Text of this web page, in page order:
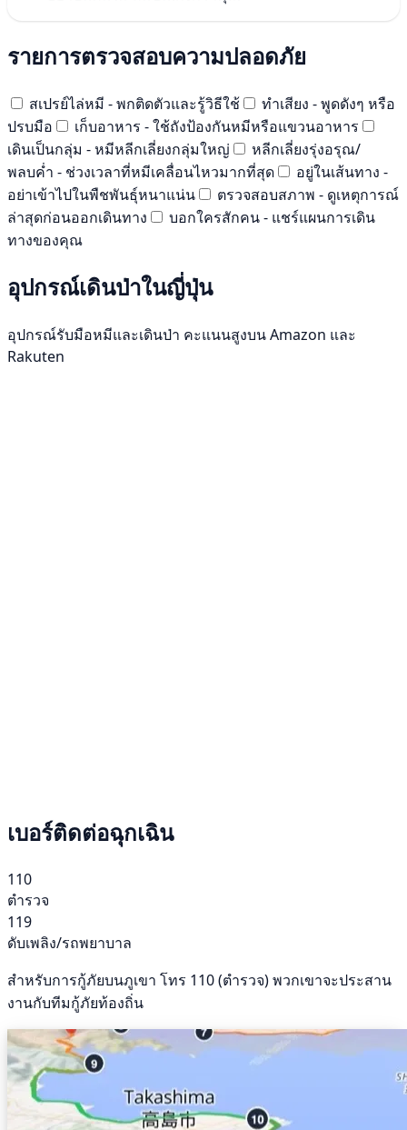
รายการตรวจสอบความปลอดภัย
สเปรย์ไล่หมี - พกติดตัวและรู้วิธีใช้
ทำเสียง - พูดดังๆ หรือ
ปรบมือ
เก็บอาหาร - ใช้ถังป้องกันหมีหรือแขวนอาหาร
เดินเป็นกลุ่ม - หมีหลีกเลี่ยงกลุ่มใหญ่
หลีกเลี่ยงรุ่งอรุณ/
พลบค่ำ - ช่วงเวลาที่หมีเคลื่อนไหวมากที่สุด
อยู่ในเส้นทาง -
อย่าเข้าไปในพืชพันธุ์หนาแน่น
ตรวจสอบสภาพ - ดูเหตุการณ์
ล่าสุดก่อนออกเดินทาง
บอกใครสักคน - แชร์แผนการเดิน
ทางของคุณ
อุปกรณ์เดินป่าในญี่ปุ่น
อุปกรณ์รับมือหมีและเดินป่า คะแนนสูงบน Amazon และ
Rakuten
เบอร์ติดต่อฉุกเฉิน
110
ตำรวจ
119
ดับเพลิง/รถพยาบาล
สำหรับการกู้ภัยบนภูเขา โทร 110 (ตำรวจ) พวกเขาจะประสาน
งานกับทีมกู้ภัยท้องถิ่น